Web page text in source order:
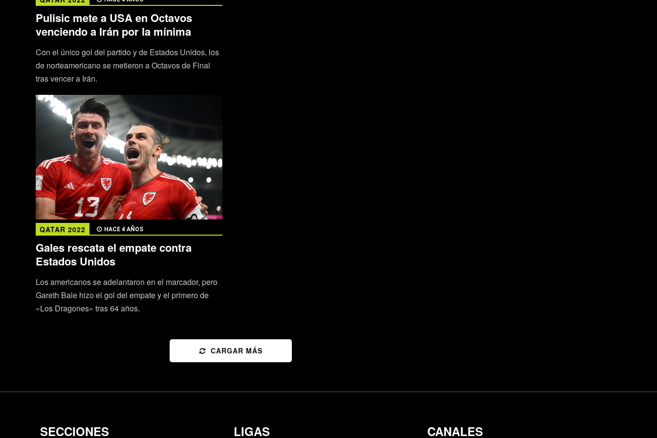
Pulisic mete a USA en Octavos
venciendo a Irán por la mínima
Con el único gol del partido y de Estados Unidos, los
de norteamericano se metieron a Octavos de Final
tras vencer a Irán.
QATAR 2022 HACE 4 AÑOS
Gales rescata el empate contra
Estados Unidos
Los americanos se adelantaron en el marcador, pero
Gareth Bale hizo el gol del empate y el primero de
«Los Dragones» tras 64 años.
CARGAR MÁS
SECCIONES LIGAS CANALES